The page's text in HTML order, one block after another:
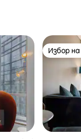
Избор
Избор